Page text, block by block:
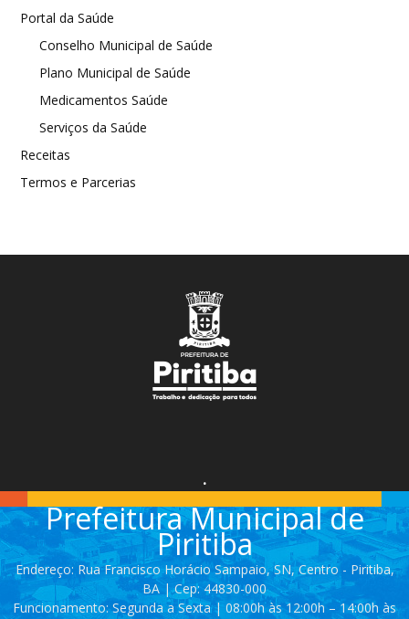
Portal da Saúde
Conselho Municipal de Saúde
Plano Municipal de Saúde
Medicamentos Saúde
Serviços da Saúde
Receitas
Termos e Parcerias
.
Prefeitura Municipal de
Piritiba
Endereço: Rua Francisco Horácio Sampaio, SN, Centro - Piritiba,
BA | Cep: 44830-000
Funcionamento: Segunda a Sexta | 08:00h às 12:00h – 14:00h às